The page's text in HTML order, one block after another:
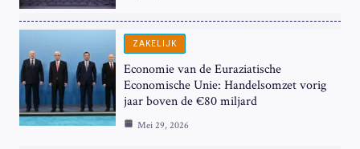
ZAKELIJK
Economie van de Euraziatische
Economische Unie: Handelsomzet vorig
jaar boven de €80 miljard
Mei 29, 2026